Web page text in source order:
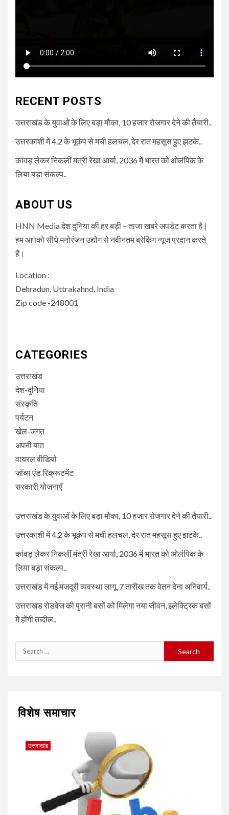
RECENT POSTS
उत्तराखंड के युवाओं के लिए बड़ा मौका, 10 हजार रोजगार देने की तैयारी..
उत्तरकाशी में 4.2 के भूकंप से मची हलचल, देर रात महसूस हुए झटके..
कांवड़ लेकर निकलीं मंत्री रेखा आर्या, 2036 में भारत को ओलंपिक के
लिया बड़ा संकल्प..
ABOUT US
HNN Media देश दुनिया की हर बड़ी – ताजा खबरे अपडेट करता है |
हम आपको सीधे मनोरंजन उद्योग से नवीनतम ब्रेकिंग न्यूज प्रदान करते
हैं।
Location :
Dehradun, Uttrakahnd, India
Zip code -248001
CATEGORIES
उत्तराखंड
देश-दुनिया
संस्कृति
पर्यटन
खेल-जगत
अपनी बात
वायरल वीडियो
जॉब्स एंड रिक्रूटमेंट
सरकारी योजनाएँ
उत्तराखंड के युवाओं के लिए बड़ा मौका, 10 हजार रोजगार देने की तैयारी..
उत्तरकाशी में 4.2 के भूकंप से मची हलचल, देर रात महसूस हुए झटके..
कांवड़ लेकर निकलीं मंत्री रेखा आर्या, 2036 में भारत को ओलंपिक के
लिया बड़ा संकल्प..
उत्तराखंड में नई मजदूरी व्यवस्था लागू, 7 तारीख तक वेतन देना अनिवार्य..
उत्तराखंड रोडवेज की पुरानी बसों को मिलेगा नया जीवन, इलेक्ट्रिक बसों
में होंगी तब्दील..
Search
for:
विशेष समाचार
उत्तराखंड